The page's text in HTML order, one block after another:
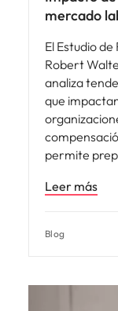
mercado
El Estudio
Robert
analiza
que
permite
Leer más
Blog